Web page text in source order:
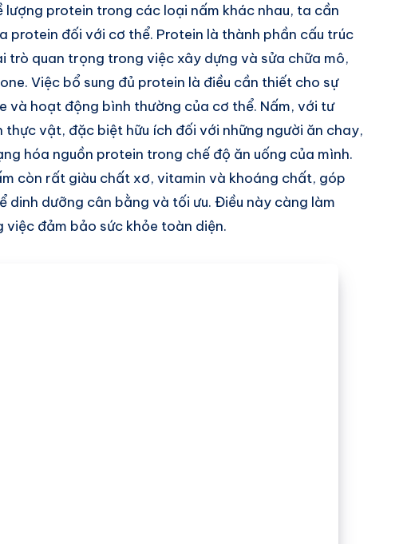
lượng protein trong các loại nấm khác nhau, ta cần
protein đối với cơ thể. Protein là thành phần cấu trúc
trò quan trọng trong việc xây dựng và sửa chữa mô,
Việc bổ sung đủ protein là điều cần thiết cho sự
và hoạt động bình thường của cơ thể. Nấm, với tư
vật, đặc biệt hữu ích đối với những người ăn chay,
hóa nguồn protein trong chế độ ăn uống của mình.
còn rất giàu chất xơ, vitamin và khoáng chất, góp
dinh dưỡng cân bằng và tối ưu. Điều này càng làm
đảm bảo sức khỏe toàn diện.